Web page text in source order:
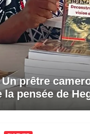
prêtre
la pensée de